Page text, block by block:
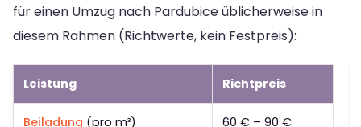
für einen Umzug nach Pardubice üblicherweise in
diesem Rahmen (Richtwerte, kein Festpreis):
Leistung Richtpreis
Beiladung (pro m³) 60 € – 90 €